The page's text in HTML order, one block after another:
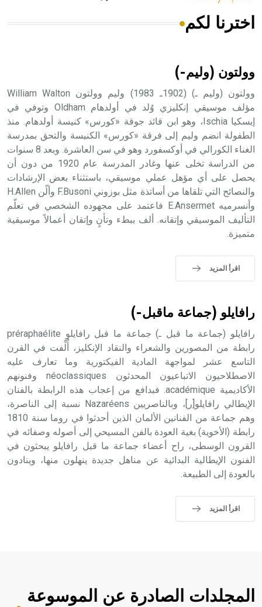
هل تعلم أن الأبسيد كلمة فرنسية اللفظ تم اعتمادها مصطلحاً
- هل تعلم أن أبجر Abgar اسم معروف جيداً يعود إلى عدد من
الملوك الذين حكموا مدينة إديسا (الرها) من أبجر الأول وحتى
التاسع، وهم ينتسبون إلى أسرة أوسروين
- هل تعلم أن الأبجدية الكنعانية تتألف من /22/ علامة كتابية
sign تكتب منفصلة غير متصلة، وتعتمد المبدأ الأكوروفوني،
حيث تقتصر القيمة الصوتية للعلامة الك
اخترنا لكم
وولتون (وليم-)
وولتون (وليم ـ) (1902ـ 1983) وليم وولتون William Walton
مؤلف موسيقي إنكليزي وُلد في أولدهام Oldham وتوفي في
إيسكيا Ischia، وهو ابن قائد جوقة «كورس» كنيسة أولدهام. منذ
الطفولة انضم وليم إلى فرقة «كورس» الكنيسة والتحق بمدرسة
الغناء الكورالي في أوكسفورد وهو في سن العاشرة. وبعد 8 سنوات
من الدراسة تخلى عنها وغادر المدرسة عام 1920 من دون أن
يحصل على أي مؤهل عملي موسيقي، باستثناء بعض الإرشادات
والنصائح التي تلقاها من أساتذة مثل بوزوني F.Busoni وألّن H.Allen
وأنسرميه E.Ansermet فاعتمد على مجهوده الشخصي في تعلّم
التأليف الموسيقي وإتقانه. ألف ببطء وتأنٍ وإتقان أعمالاً موسيقية
متميزة.
اقرأ المزيد
رافايلو (جماعة ماقبل-)
رافايلو (جماعة ما قبل ـ) جماعة ما قبل رافايلو préraphaélite
رابطة من المصورين والشعراء والنقاد الإنكليز، أُلِّفت في القرن
التاسع عشر لمواجهة المادية الفيكتورية وما تعارف عليه
الاصطلاحيون الاتباعيون المحدثون néoclassiques وفنونهم
الأكاديمية académique. فبدافع من إعجاب هذه الرابطة بالفنان
الإيطالي رافايلو[ر]، وبالناصريين Nazaréens نسبة إلى الناصرة،
وهم جماعة من الفنانين الألمان الذين أحدثوا في روما سنة 1810
رابطة (الأخوية) بغية العودة بالفن المسيحي إلى أصوله وصفائه في
القرون الوسطى، راح أعضاء جماعة ما قبل رافايلو يبحثون في
الفنون الإيطالية البدائية عن مناهل جديدة ينهلون منها، وينادون
بالعودة إلى الطبيعة.
اقرأ المزيد
المجلدات الصادرة عن الموسوعة